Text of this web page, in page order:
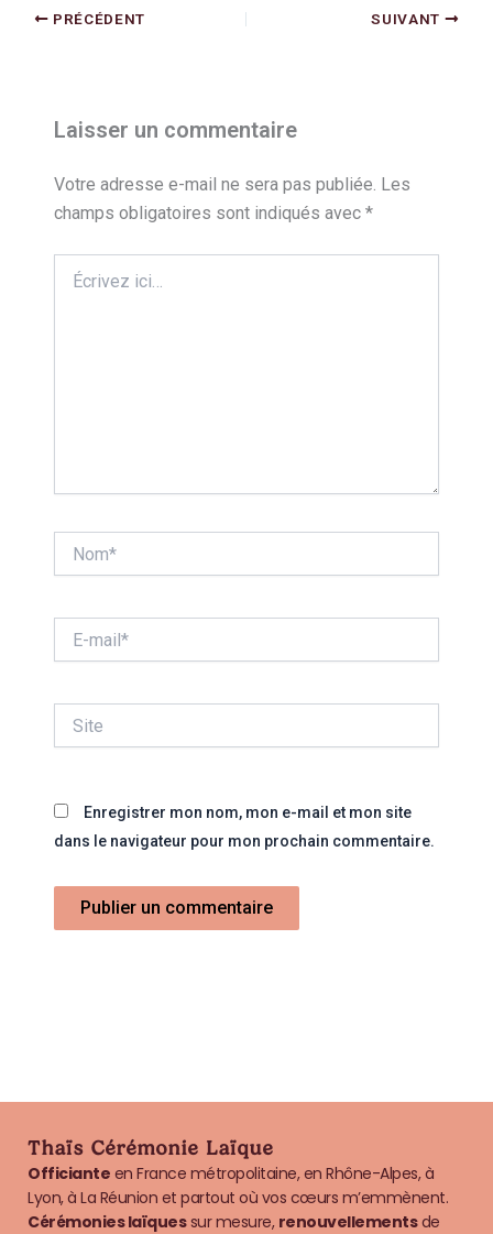
PRÉCÉDENT SUIVANT
Laisser un commentaire
Votre adresse e-mail ne sera pas publiée. Les
champs obligatoires sont indiqués avec *
ici…
mail*
Enregistrer mon nom, mon e-mail et mon site
dans le navigateur pour mon prochain commentaire.
Thaïs Cérémonie Laïque
Officiante en France métropolitaine, en Rhône-Alpes, à
Lyon, à La Réunion et partout où vos cœurs m’emmènent.
Cérémonies laïquessur mesure, renouvellementsde